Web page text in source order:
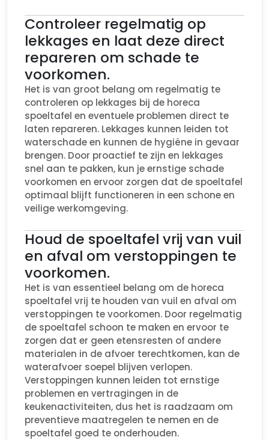
Controleer regelmatig op
lekkages en laat deze direct
repareren om schade te
voorkomen.
Het is van groot belang om regelmatig te
controleren op lekkages bij de horeca
spoeltafel en eventuele problemen direct te
laten repareren. Lekkages kunnen leiden tot
waterschade en kunnen de hygiëne in gevaar
brengen. Door proactief te zijn en lekkages
snel aan te pakken, kun je ernstige schade
voorkomen en ervoor zorgen dat de spoeltafel
optimaal blijft functioneren in een schone en
veilige werkomgeving.
Houd de spoeltafel vrij van vuil
en afval om verstoppingen te
voorkomen.
Het is van essentieel belang om de horeca
spoeltafel vrij te houden van vuil en afval om
verstoppingen te voorkomen. Door regelmatig
de spoeltafel schoon te maken en ervoor te
zorgen dat er geen etensresten of andere
materialen in de afvoer terechtkomen, kan de
waterafvoer soepel blijven verlopen.
Verstoppingen kunnen leiden tot ernstige
problemen en vertragingen in de
keukenactiviteiten, dus het is raadzaam om
preventieve maatregelen te nemen en de
spoeltafel goed te onderhouden.